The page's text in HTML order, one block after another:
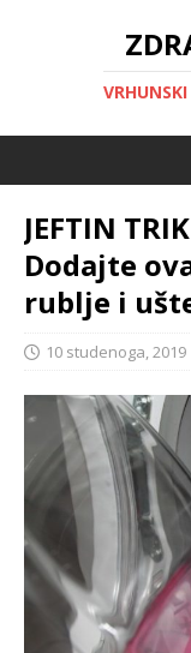
JEFTIN
Dodajte
rublje i
10 studenoga, 2019